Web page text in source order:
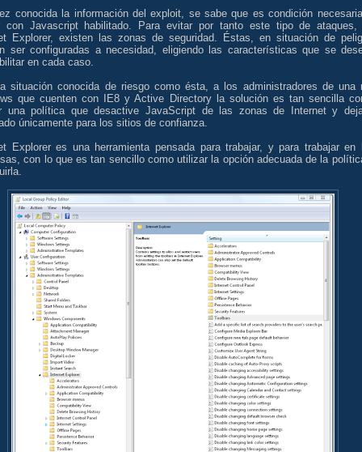
conocida la información del exploit, se sabe que es condición
con Javascript habilitado. Para evitar por tanto este tipo de ataques,
Explorer, existen las zonas de seguridad. Éstas, en situación de
ser configuradas a necesidad, eligiendo las características que se
en cada caso.
situación conocida de riesgo como ésta, a los administradores de una
que cuenten con IE8 y Active Directory la solución es tan sencilla
una política que desactive JavaScript de las zonas de Internet y
únicamente para los sitios de confianza.
Explorer es una herramienta pensada para trabajar, y para trabajar en
con lo que es tan sencillo como utilizar la opción adecuada de la